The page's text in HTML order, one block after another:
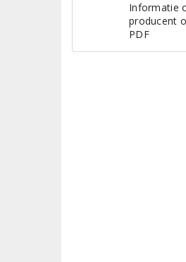
Informatie
producent
PDF